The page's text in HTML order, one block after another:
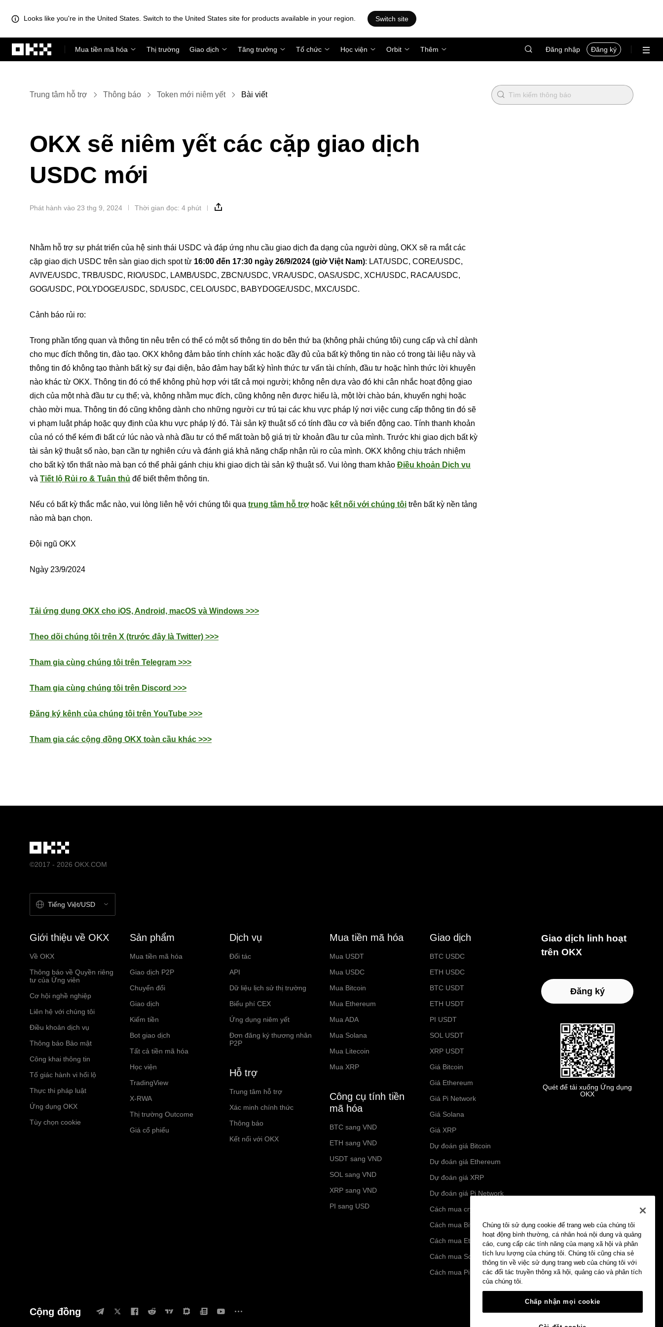
Looks like you're in the United States. Switch to the United States site for products available in your region. Switch site
Mua tiền mã hóa
Thị trường Giao dịch Tăng trưởng Tổ chức Học viện Orbit Thêm Đăng nhập Đăng ký
Trung tâm hỗ trợ Thông báo Token mới niêm yết Bài viết
OKX sẽ niêm yết các cặp giao dịch
USDC mới
Phát hành vào 23 thg 9, 2024 Thời gian đọc: 4 phút
Nhằm hỗ trợ sự phát triển của hệ sinh thái USDC và đáp ứng nhu cầu giao dịch đa dạng của người dùng, OKX sẽ ra mắt các
cặp giao dịch USDC trên sàn giao dịch spot từ 16:00 đến 17:30 ngày 26/9/2024 (giờ Việt Nam): LAT/USDC, CORE/USDC,
AVIVE/USDC, TRB/USDC, RIO/USDC, LAMB/USDC, ZBCN/USDC, VRA/USDC, OAS/USDC, XCH/USDC, RACA/USDC,
GOG/USDC, POLYDOGE/USDC, SD/USDC, CELO/USDC, BABYDOGE/USDC, MXC/USDC.
Cảnh báo rủi ro:
Trong phần tổng quan và thông tin nêu trên có thể có một số thông tin do bên thứ ba (không phải chúng tôi) cung cấp và chỉ dành
cho mục đích thông tin, đào tạo. OKX không đảm bảo tính chính xác hoặc đầy đủ của bất kỳ thông tin nào có trong tài liệu này và
thông tin đó không tạo thành bất kỳ sự đại diện, bảo đảm hay bất kỳ hình thức tư vấn tài chính, đầu tư hoặc hình thức lời khuyên
nào khác từ OKX. Thông tin đó có thể không phù hợp với tất cả mọi người; không nên dựa vào đó khi cân nhắc hoạt động giao
dịch của một nhà đầu tư cụ thể; và, không nhằm mục đích, cũng không nên được hiểu là, một lời chào bán, khuyến nghị hoặc
chào mời mua. Thông tin đó cũng không dành cho những người cư trú tại các khu vực pháp lý nơi việc cung cấp thông tin đó sẽ
vi phạm luật pháp hoặc quy định của khu vực pháp lý đó. Tài sản kỹ thuật số có tính đầu cơ và biến động cao. Tính thanh khoản
của nó có thể kém đi bất cứ lúc nào và nhà đầu tư có thể mất toàn bộ giá trị từ khoản đầu tư của mình. Trước khi giao dịch bất kỳ
tài sản kỹ thuật số nào, bạn cần tự nghiên cứu và đánh giá khả năng chấp nhận rủi ro của mình. OKX không chịu trách nhiệm
cho bất kỳ tổn thất nào mà bạn có thể phải gánh chịu khi giao dịch tài sản kỹ thuật số. Vui lòng tham khảo Điều khoản Dịch vụ
và Tiết lộ Rủi ro & Tuân thủ để biết thêm thông tin.
Nếu có bất kỳ thắc mắc nào, vui lòng liên hệ với chúng tôi qua trung tâm hỗ trợhoặc kết nối với chúng tôi trên bất kỳ nền tảng
nào mà bạn chọn.
Đội ngũ OKX
Ngày 23/9/2024
Tải ứng dụng OKX cho iOS, Android, macOS và Windows >>>
Theo dõi chúng tôi trên X (trước đây là Twitter) >>>
Tham gia cùng chúng tôi trên Telegram >>>
Tham gia cùng chúng tôi trên Discord >>>
Đăng ký kênh của chúng tôi trên YouTube >>>
Tham gia các cộng đồng OKX toàn cầu khác >>>
©2017 - 2026 OKX.COM
Tiếng Việt/USD
Giới thiệu về OKX
Về OKX
Thông báo về Quyền riêng
tư của Ứng viên
Cơ hội nghề nghiệp
Liên hệ với chúng tôi
Điều khoản dịch vụ
Thông báo Bảo mật
Công khai thông tin
Tố giác hành vi hối lộ
Thực thi pháp luật
Ứng dụng OKX
Tùy chọn cookie
Sản phẩm
Mua tiền mã hóa
Giao dịch P2P
Chuyển đổi
Giao dịch
Kiếm tiền
Bot giao dịch
Tất cả tiền mã hóa
Học viện
TradingView
X-RWA
Thị trường Outcome
Giá cổ phiếu
Dịch vụ
Đối tác
API
Dữ liệu lịch sử thị trường
Biểu phí CEX
Ứng dụng niêm yết
Đơn đăng ký thương nhân
P2P
Hỗ trợ
Trung tâm hỗ trợ
Xác minh chính thức
Thông báo
Kết nối với OKX
Mua tiền mã hóa
Mua USDT
Mua USDC
Mua Bitcoin
Mua Ethereum
Mua ADA
Mua Solana
Mua Litecoin
Mua XRP
Công cụ tính tiền
mã hóa
BTC sang VND
ETH sang VND
USDT sang VND
SOL sang VND
XRP sang VND
PI sang USD
Giao dịch
BTC USDC
ETH USDC
BTC USDT
ETH USDT
PI USDT
SOL USDT
XRP USDT
Giá Bitcoin
Giá Ethereum
Giá Pi Network
Giá Solana
Giá XRP
Dự đoán giá Bitcoin
Dự đoán giá Ethereum
Dự đoán giá XRP
Dự đoán giá Pi Network
Cách mua crypto
Cách mua Bitcoin
Cách mua Ethereum
Cách mua Solana
Cách mua Pi Network
Giao dịch linh hoạt
trên OKX
Đăng ký
Quét để tải xuống Ứng dụng
OKX
Cộng đồng
Chúng tôi sử dụng cookie để trang web của chúng tôi
hoạt động bình thường, cá nhân hoá nội dung và quảng
cáo, cung cấp các tính năng của mạng xã hội và phân
tích lưu lượng của chúng tôi. Chúng tôi cũng chia sẻ
thông tin về việc sử dụng trang web của chúng tôi với
các đối tác truyền thông xã hội, quảng cáo và phân tích
của chúng tôi.
Chấp nhận mọi cookie